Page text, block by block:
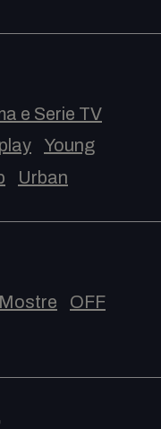
e Serie TV
Young
Urban
Mostre
OFF